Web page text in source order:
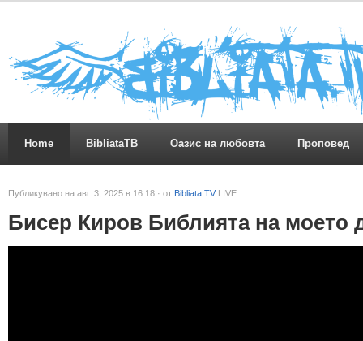
Home BibliataTB Оазис на любовта Проповед
Публикувано на авг. 3, 2025 в 16:18 · от Bibliata.TV LIVE
Бисер Киров Библията на моето